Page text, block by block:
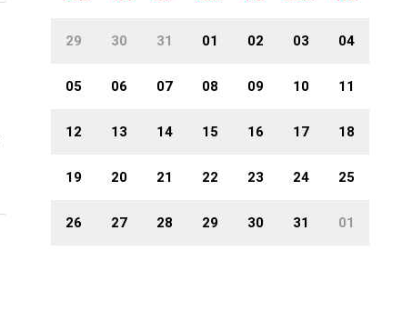
29 30 31 01 02 03 04
05 06 07 08 09 10 11
12 13 14 15 16 17 18
19 20 21 22 23 24 25
26 27 28 29 30 31 01